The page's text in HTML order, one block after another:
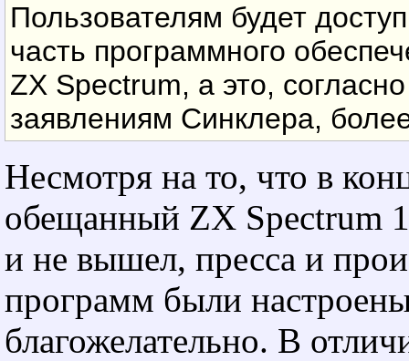
Пользователям будет
часть программного
ZX Spectrum, а это,
заявлениям Синклера,
Несмотря на то, что в
обещанный ZX Spectrum
и не вышел, пресса и
программ были
благожелательно. В